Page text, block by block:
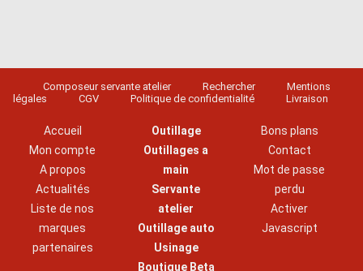
Composeur servante atelier Rechercher
Mentions
légales
CGV Politique de confidentialité Livraison
Accueil
Mon compte
A propos
Actualités
Liste de nos
marques
partenaires
Outillage
Outillages a
main
Servante
atelier
Outillage auto
Usinage
Boutique Beta
Bons plans
Contact
Mot de passe
perdu
Activer
Javascript